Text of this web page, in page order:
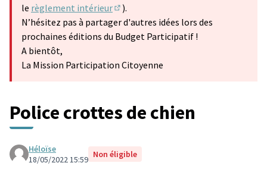
le règlement intérieur
(S'ouvre dans un nouvel onglet)
).
N’hésitez pas à partager d'autres idées lors des
prochaines éditions du Budget Participatif !
A bientôt,
La Mission Participation Citoyenne
Police crottes de chien
Héloïse
18/05/2022 15:59 Non éligible